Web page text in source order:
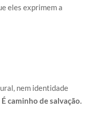
eles exprimem a
nem identidade
É caminho de salvação.